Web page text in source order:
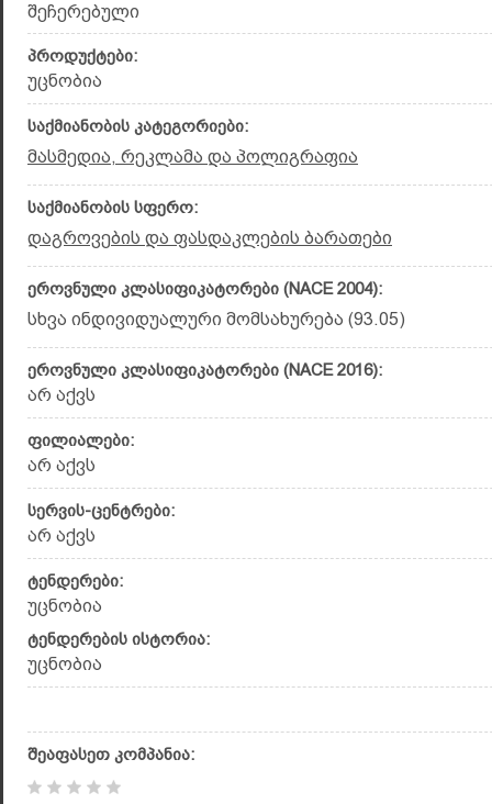
შეჩერებული
პროდუქტები:
უცნობია
საქმიანობის კატეგორიები:
მასმედია, რეკლამა და პოლიგრაფია
საქმიანობის სფერო:
დაგროვების და ფასდაკლების ბარათები
ეროვნული კლასიფიკატორები (NACE 2004):
სხვა ინდივიდუალური მომსახურება (93.05)
ეროვნული კლასიფიკატორები (NACE 2016):
არ აქვს
ფილიალები:
არ აქვს
სერვის-ცენტრები:
არ აქვს
ტენდერები:
უცნობია
ტენდერების ისტორია:
უცნობია
შეაფასეთ კომპანია: